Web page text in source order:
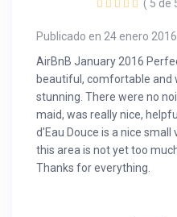
Publicado en 24 enero 2016
( 5 de
AirBnB January 2016
beautiful, comfortable and
stunning. There were no
maid, was really nice,
d'Eau Douce is a nice
this area is not yet too
Thanks for everything.